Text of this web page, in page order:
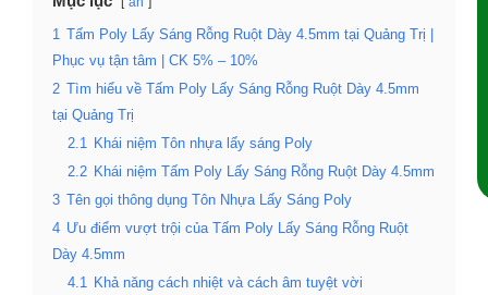
1 Tấm Poly Lấy Sáng Rỗng Ruột Dày 4.5mm tại Quảng Trị |
Phục vụ tận tâm | CK 5% – 10%
2 Tìm hiểu về Tấm Poly Lấy Sáng Rỗng Ruột Dày 4.5mm
tại Quảng Trị
2.1
Khái niệm Tôn nhựa lấy sáng Poly
2.2 Khái niệm Tấm Poly Lấy Sáng Rỗng Ruột Dày 4.5mm
3 Tên gọi thông dụng Tôn Nhựa Lấy Sáng Poly
4 Ưu điểm vượt trội của Tấm Poly Lấy Sáng Rỗng Ruột
Dày 4.5mm
4.1
Khả năng cách nhiệt và cách âm tuyệt vời